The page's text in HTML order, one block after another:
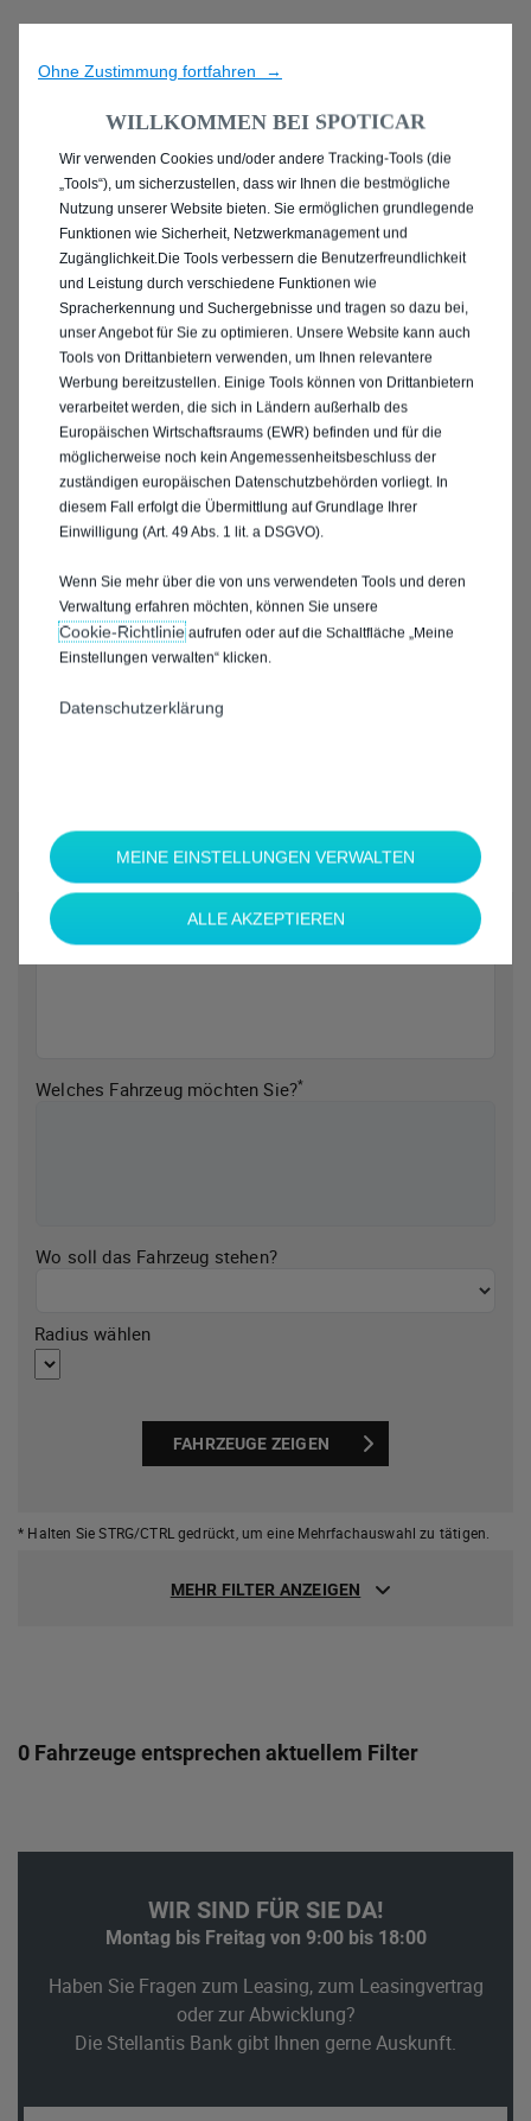
ENTDECKEN SIE ALLE
PEUGEOT 2008
GEBRAUCHTWAGEN IN
BREMEN
Welche Marke möchten Sie?*
Welches Fahrzeug möchten Sie?*
Wo soll das Fahrzeug stehen?
Radius wählen
FAHRZEUGE ZEIGEN
* Halten Sie STRG/CTRL gedrückt, um eine Mehrfachauswahl zu tätigen.
MEHR FILTER ANZEIGEN
0 Fahrzeuge entsprechen aktuellem Filter
WIR SIND FÜR SIE DA!
Montag bis Freitag von 9:00 bis 18:00
Haben Sie Fragen zum Leasing, zum Leasingvertrag
oder zur Abwicklung?
Die Stellantis Bank gibt Ihnen gerne Auskunft.
Ohne Zustimmung fortfahren →
WILLKOMMEN BEI SPOTICAR
Wir verwenden Cookies und/oder andere Tracking-Tools (die
„Tools“), um sicherzustellen, dass wir Ihnen die bestmögliche
Nutzung unserer Website bieten. Sie ermöglichen grundlegende
Funktionen wie Sicherheit, Netzwerkmanagement und
Zugänglichkeit.Die Tools verbessern die Benutzerfreundlichkeit
und Leistung durch verschiedene Funktionen wie
Spracherkennung und Suchergebnisse und tragen so dazu bei,
unser Angebot für Sie zu optimieren. Unsere Website kann auch
Tools von Drittanbietern verwenden, um Ihnen relevantere
Werbung bereitzustellen. Einige Tools können von Drittanbietern
verarbeitet werden, die sich in Ländern außerhalb des
Europäischen Wirtschaftsraums (EWR) befinden und für die
möglicherweise noch kein Angemessenheitsbeschluss der
zuständigen europäischen Datenschutzbehörden vorliegt. In
diesem Fall erfolgt die Übermittlung auf Grundlage Ihrer
Einwilligung (Art. 49 Abs. 1 lit. a DSGVO).
Wenn Sie mehr über die von uns verwendeten Tools und deren
Verwaltung erfahren möchten, können Sie unsere
Cookie‑Richtlinieaufrufen oder auf die Schaltfläche „Meine
Einstellungen verwalten“ klicken.
Datenschutzerklärung
MEINE EINSTELLUNGEN VERWALTEN
ALLE AKZEPTIEREN